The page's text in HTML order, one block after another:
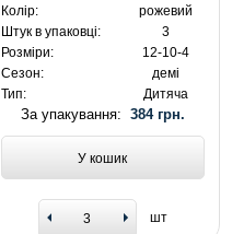
Колір:
рожевий
Штук в упаковці:
3
Розміри:
12-10-4
Сезон:
демі
Тип:
Дитяча
За упакування: 384 грн.
У кошик
шт